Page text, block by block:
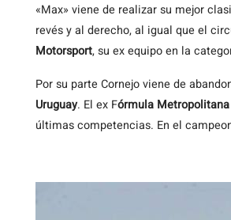
«Max» viene de realizar su mejor
revés y al derecho, al igual que el
Motorsport, su ex equipo en la
Por su parte Cornejo viene de
Uruguay. El ex Fórmula Metropolitana
últimas competencias. En el